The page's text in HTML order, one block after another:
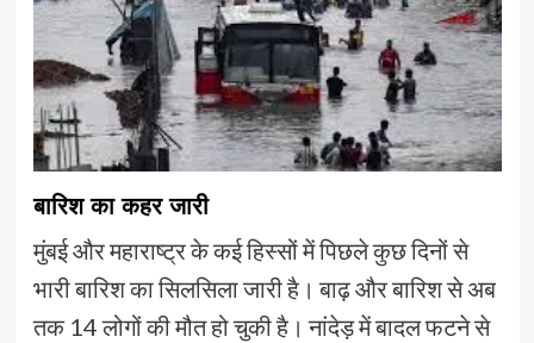
बारिश का कहर जारी
मुंबई और महाराष्ट्र के कई हिस्सों में पिछले कुछ दिनों से
भारी बारिश का सिलसिला जारी है। बाढ़ और बारिश से अब
तक 14 लोगों की मौत हो चुकी है। नांदेड़ में बादल फटने से